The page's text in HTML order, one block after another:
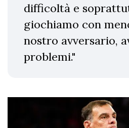
difficoltà e
giochiamo con
nostro avversario,
problemi."